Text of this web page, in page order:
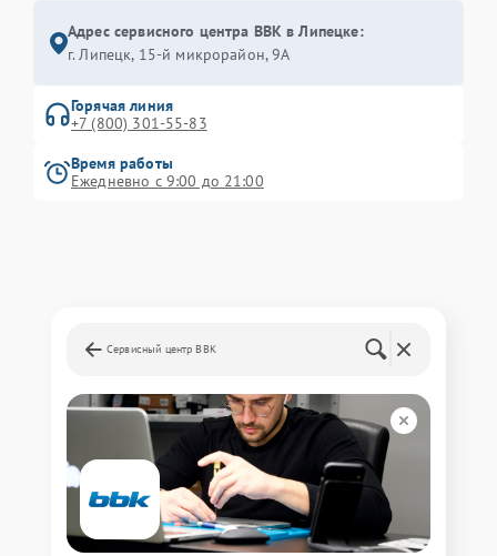
Адрес сервисного центра BBK в Липецке:
г. Липецк, 15-й микрорайон, 9А
Горячая линия
+7 (800) 301-55-83
Время работы
Ежедневно с 9:00 до 21:00
Сервисный центр BBK